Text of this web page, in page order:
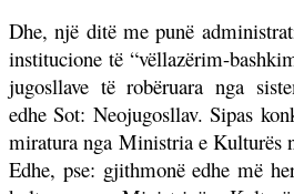
Dhe, një ditë me punë
institucione të “vëllazërim-
jugosllave të robëruara nga
edhe Sot: Neojugosllav. Sipas
miratura nga Ministria e Kulturës
Edhe, pse: gjithmonë edhe më